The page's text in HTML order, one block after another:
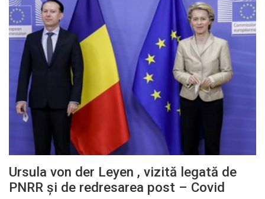
Ursula von der Leyen , vizită legată de
PNRR și de redresarea post – Covid